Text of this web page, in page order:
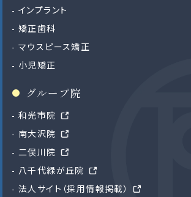
インプラント
矯正歯科
マウスピース矯正
小児矯正
グループ院
和光市院
南大沢院
二俣川院
八千代緑が丘院
法人サイト（採用情報掲載）